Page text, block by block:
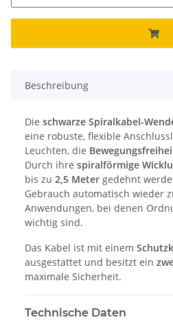
Beschreibung
Die schwarze Spiralkabel-
eine robuste, flexible
Leuchten, die
Durch ihre spiralförmige
bis zu 2,5 Meter gedehnt
Gebrauch automatisch wieder
Anwendungen, bei denen
wichtig sind.
Das Kabel ist mit einem
ausgestattet und besitzt ein
maximale Sicherheit.
Technische Daten